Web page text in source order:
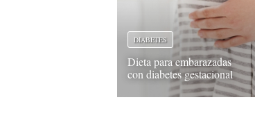
DIABETES
Dieta para embarazadas
con diabetes gestacional